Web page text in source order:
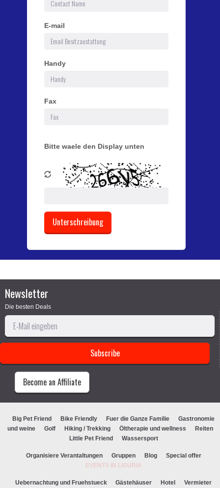
E-mail
Handy
Fax
Bitte waele den Display unten
Newsletter
Die besten Deals
Become an Affiliate
Big Pet Friend Bike Friendly Fuer die Ganze Familie
Gastronomie
und weine
Golf Hiking / Trekking Öltherapie und wellness
Reiten
Little Pet Friend
Wassersport
Organisiere Verantaltungen Gruppen Blog
Special offer
EVENTS IN LIGURIA
Uebernachtung und Fruehstueck Gästehäuser Hotel Vermieter